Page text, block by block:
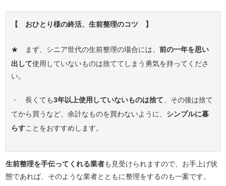
【 おひとり様の終活、生前整理のコツ 】
★ まず、シニア世代の生前整理の場合には、前の一年を思い
出して使用していないものは捨ててしまう勇気を持ってくださ
い。
・ 長くても3年以上使用していないものは捨て、その後は捨て
てから買うなど、余計なものを買わないように、 シンプルに暮
らすことをおすすめします。
生前整理を手伝ってくれる業者も見受けられますので、お手上げ状
態であれば、そのような業者とともに整理をするのも一案です。